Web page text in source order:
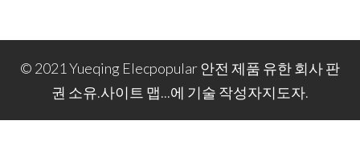
© 2021 Yueqing Elecpopular 안전 제품 유한 회사 판
권 소유.사이트 맵...에 기술 작성자지도자.